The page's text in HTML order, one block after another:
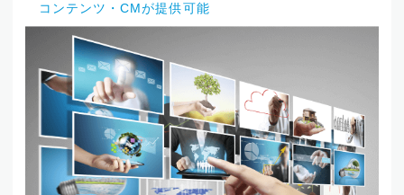
コンテンツ・CMが提供可能